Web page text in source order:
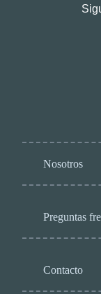
Nosotros
Preguntas
Contacto